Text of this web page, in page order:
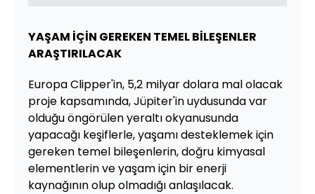
YAŞAM İÇİN GEREKEN TEMEL BİLEŞENLER
ARAŞTIRILACAK
Europa Clipper'in, 5,2 milyar dolara mal olacak
proje kapsamında, Jüpiter'in uydusunda var
olduğu öngörülen yeraltı okyanusunda
yapacağı keşiflerle, yaşamı desteklemek için
gereken temel bileşenlerin, doğru kimyasal
elementlerin ve yaşam için bir enerji
kaynağının olup olmadığı anlaşılacak.